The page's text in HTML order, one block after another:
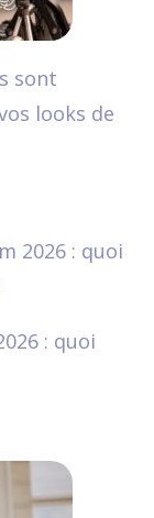
sont
looks de
: quoi